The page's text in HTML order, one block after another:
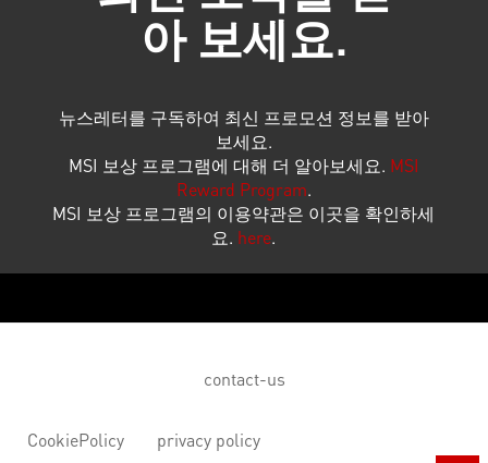
아 보세요.
뉴스레터를 구독하여 최신 프로모션 정보를 받아
보세요.
MSI 보상 프로그램에 대해 더 알아보세요. MSI
Reward Program.
MSI 보상 프로그램의 이용약관은 이곳을 확인하세
요. here.
CookiePolicy privacy policy
contact-us